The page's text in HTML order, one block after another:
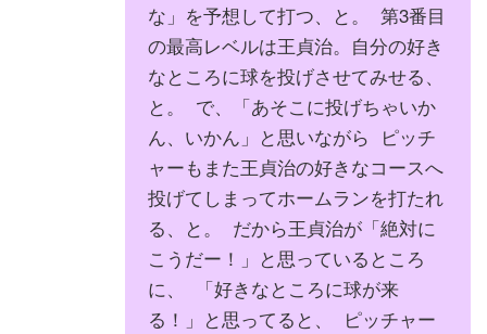
な」を予想して打つ、と。 第3番目
の最高レベルは王貞治。自分の好き
なところに球を投げさせてみせる、
と。 で、「あそこに投げちゃいか
ん、いかん」と思いながら ピッチ
ャーもまた王貞治の好きなコースへ
投げてしまってホームランを打たれ
る、と。 だから王貞治が「絶対に
こうだー！」と思っているところ
に、 「好きなところに球が来
る！」と思ってると、 ピッチャー